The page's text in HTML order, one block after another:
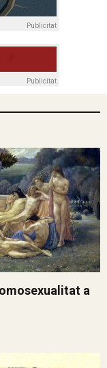
Publicitat
Publicitat
a